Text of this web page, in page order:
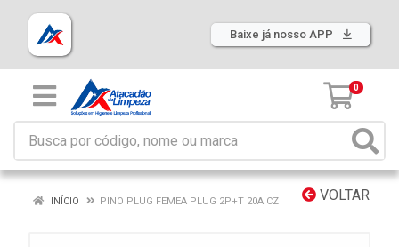
Baixe já nosso APP
0
VOLTAR
INÍCIO PINO PLUG FEMEA PLUG 2P+T 20A CZ